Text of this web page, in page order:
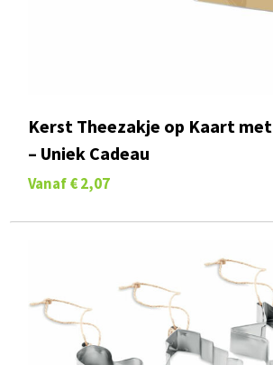
Kerst Theezakje op Kaart
– Uniek Cadeau
Vanaf € 2,07